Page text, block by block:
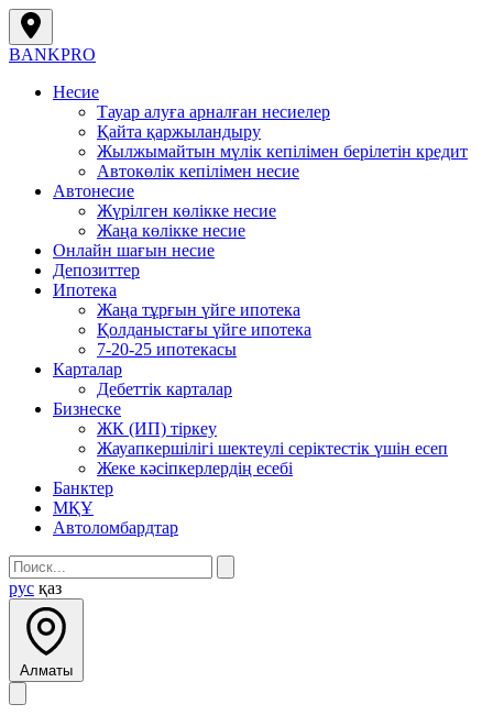
BANKPRO
Несие
Тауар алуға арналған несиелер
Қайта қаржыландыру
Жылжымайтын мүлік кепілімен берілетін кредит
Автокөлік кепілімен несие
Автонесие
Жүрілген көлікке несие
Жаңа көлікке несие
Онлайн шағын несие
Депозиттер
Ипотека
Жаңа тұрғын үйге ипотека
Қолданыстағы үйге ипотека
7-20-25 ипотекасы
Карталар
Дебеттік карталар
Бизнеске
ЖК (ИП) тіркеу
Жауапкершілігі шектеулі серіктестік үшін есеп
Жеке кәсіпкерлердің есебі
Банктер
МҚҰ
Автоломбардтар
рус қаз
Алматы